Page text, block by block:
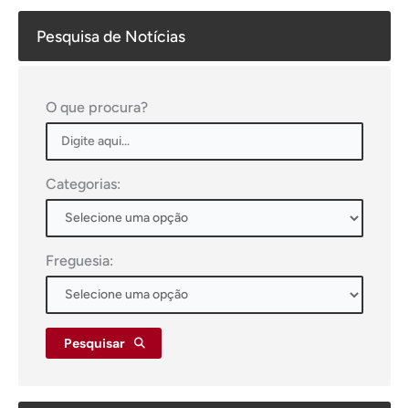
Pesquisa de Notícias
O que procura?
Categorias:
Freguesia:
Pesquisar